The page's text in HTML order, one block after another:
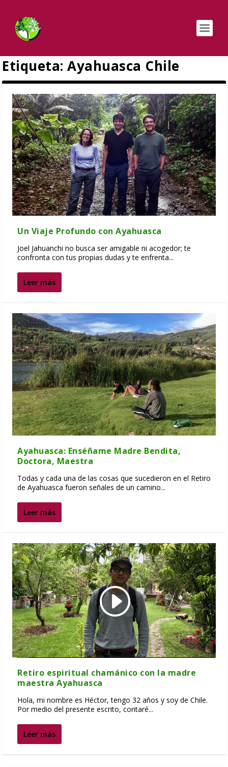
Etiqueta:Ayahuasca Chile
Un Viaje Profundo con Ayahuasca
Joel Jahuanchi no busca ser amigable ni acogedor; te
confronta con tus propias dudas y te enfrenta...
Leer más
Ayahuasca: Enséñame Madre Bendita,
Doctora, Maestra
Todas y cada una de las cosas que sucedieron en el Retiro
de Ayahuasca fueron señales de un camino...
Leer más
Retiro espiritual chamánico con la madre
maestra Ayahuasca
Hola, mi nombre es Héctor, tengo 32 años y soy de Chile.
Por medio del presente escrito, contaré...
Leer más